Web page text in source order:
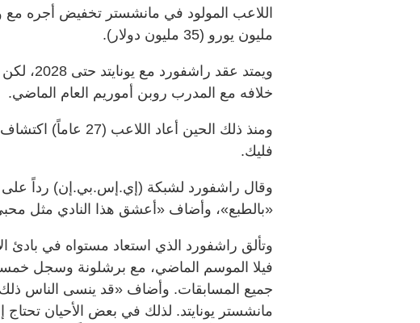
مليون يورو (35 مليون دولار).
ويمتد
خلافه مع المدرب روبن أموريم العام الماضي.
ومنذ ذلك الحين
فليك.
وقال راشفورد لشبكة (إي.إس.بي.إن) رداً على
«بالطبع»، وأضاف «أعشق هذا النادي مثل
وتألق راشفورد الذي استعاد مستواه في بادئ
مانشستر يونايتد. لذلك في بعض الأحيان تحتاج